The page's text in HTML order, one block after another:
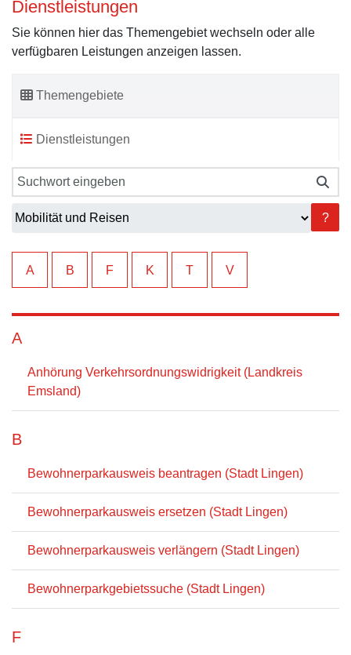
Dienstleistungen
Sie können hier das Themengebiet wechseln oder alle
verfügbaren Leistungen anzeigen lassen.
Themengebiete
Dienstleistungen
?
A B F K T V
A
Anhörung Verkehrsordnungswidrigkeit (Landkreis
Emsland)
B
Bewohnerparkausweis beantragen (Stadt Lingen)
Bewohnerparkausweis ersetzen (Stadt Lingen)
Bewohnerparkausweis verlängern (Stadt Lingen)
Bewohnerparkgebietssuche (Stadt Lingen)
F